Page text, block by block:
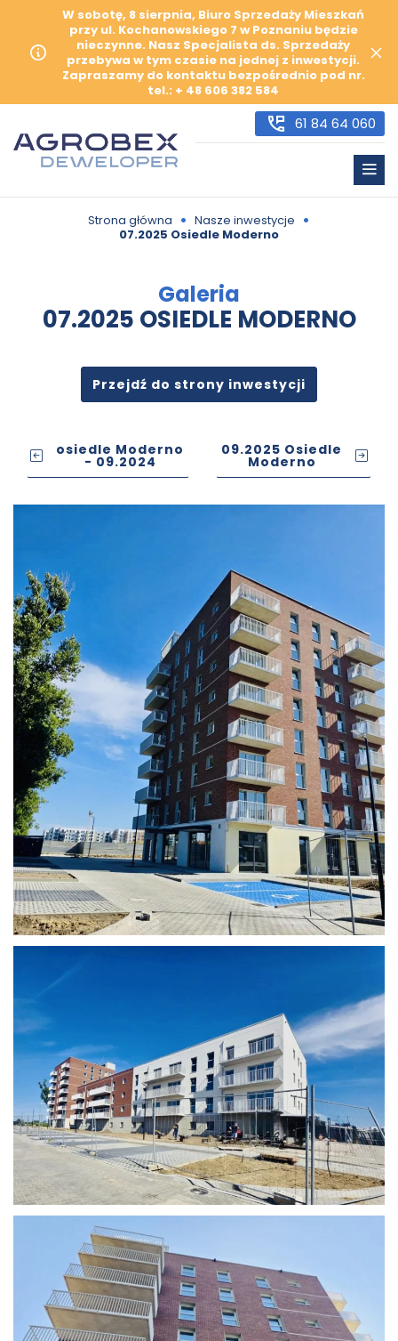
W sobotę, 8 sierpnia, Biuro Sprzedaży Mieszkań
przy ul. Kochanowskiego 7 w Poznaniu będzie
nieczynne. Nasz Specjalista ds. Sprzedaży
przebywa w tym czasie na jednej z inwestycji.
Zapraszamy do kontaktu bezpośrednio pod nr.
tel.: + 48 606 382 584
61 84 64 060
Strona główna • Nasze inwestycje •
07.2025 Osiedle Moderno
Galeria
07.2025 OSIEDLE MODERNO
Przejdź do strony inwestycji
osiedle Moderno
- 09.2024
09.2025 Osiedle
Moderno